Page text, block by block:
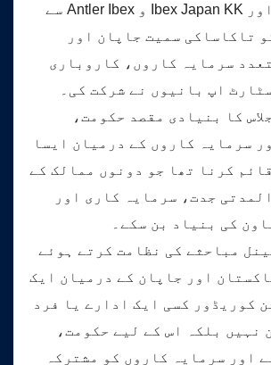
جوناتھن ٹی، اور Ibex Japan KK و Antler Ibex سے
تاکاساکی سمیت جاپان اور
سرمایہ کاروں، کاروباری
اپ بانیوں نے شرکت کی۔
کا بنیادی مقصد حکومت،
سرمایہ کاروں کے درمیان ایسا
کرنا تھا جو دونوں ممالک کے
جدت، سرمایہ کاری اور
کی بنیاد بن سکے۔
مباحثے کی نظامت کرتے ہوئے
اور جاپان کے درمیان ایک
کوریڈور کسی ایک ادارے یا فرد
نہیں بلکہ اس کے لیے حکومت،
اور سرمایہ کاروں کو مشترکہ